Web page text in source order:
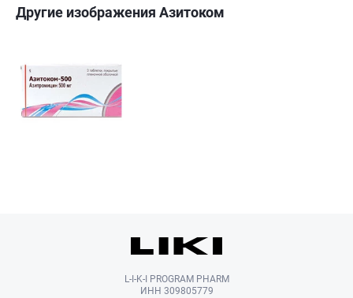
Другие изображения Азитоком
L-I-K-I PROGRAM PHARM
ИНН 309805779